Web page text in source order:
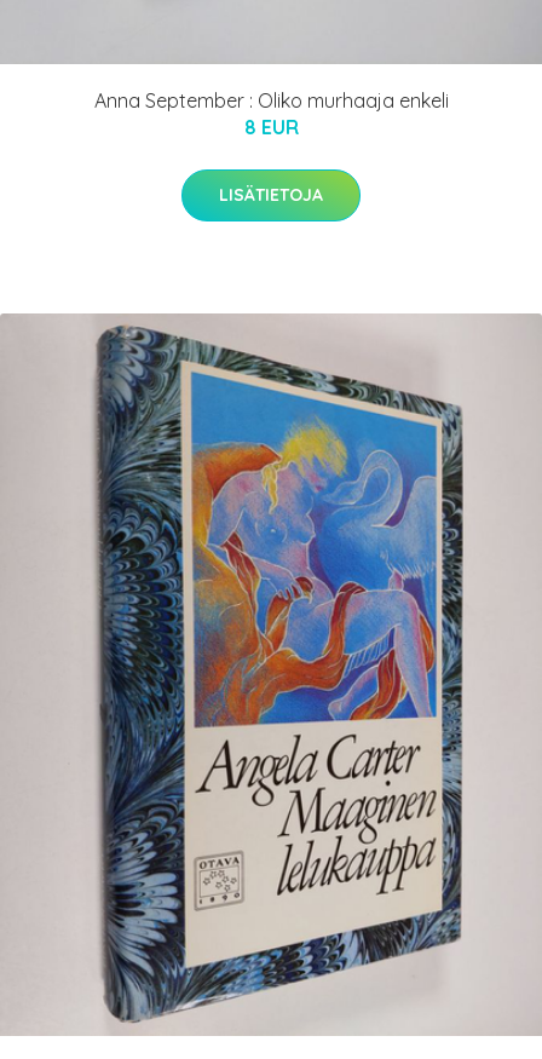
Anna September : Oliko murhaaja enkeli
8 EUR
LISÄTIETOJA